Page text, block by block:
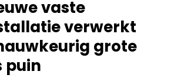
in België
vaste
verwerkt
grote
puin